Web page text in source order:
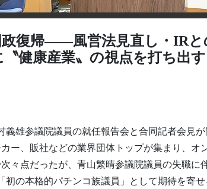
政復帰――風営法見直し・IRと
健康産業〟の視点を打ち出す
義雄参議院議員の就任報告会と合同記者会見
ー、販社などの業界団体トップが集まり、オ
々点だったが、青山繁晴参議院議員の失職に
の本格的パチンコ族議員」として期待を寄せ